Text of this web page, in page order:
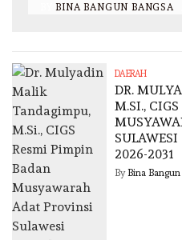
BINA BANGUN BANGSA
DAERAH
DR.
M.SI.,
2026-2031
By Bina Bangun